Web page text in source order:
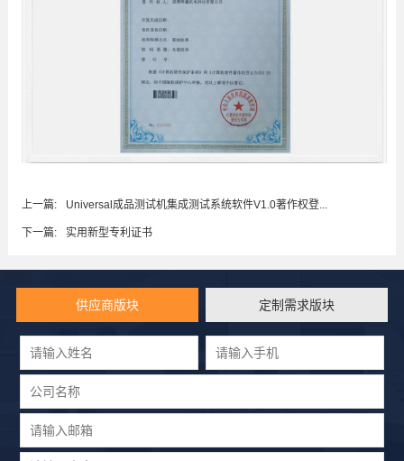
上一篇: Universal成品测试机集成测试系统软件V1.0著作权登...
下一篇: 实用新型专利证书
供应商版块 定制需求版块